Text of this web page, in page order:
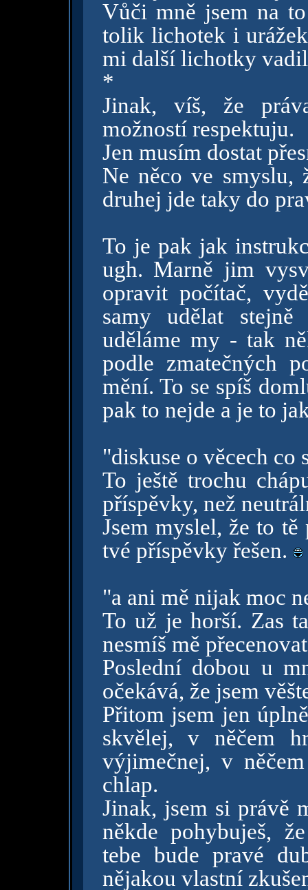
Vůči mně jsem na
tolik lichotek i
mi další lichotky
*
Jinak, víš, že
možností respektuju.
Jen musím dostat
Ne něco ve smyslu,
druhej jde taky do
To je pak jak
ugh. Marně jim
opravit počítač,
samy udělat
uděláme my - tak
podle zmatečných
mění. To se spíš
pak to nejde a je to
"diskuse o věcech co
To ještě trochu
příspěvky, než
Jsem myslel, že to
tvé příspěvky řešen.
"a ani mě nijak moc
To už je horší. Zas
nesmíš mě
Poslední dobou u
očekává, že jsem
Přitom jsem jen
skvělej, v něčem
výjimečnej, v
chlap.
Jinak, jsem si právě
někde pohybuješ,
tebe bude pravé
nějakou vlastní